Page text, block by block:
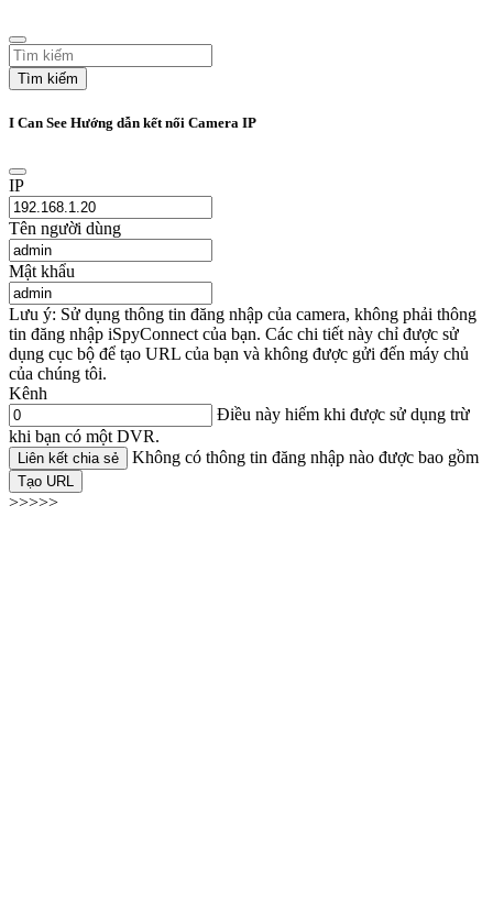
Tìm kiếm
I Can See Hướng dẫn kết nối Camera IP
IP
Tên người dùng
Mật khẩu
Lưu ý: Sử dụng thông tin đăng nhập của camera, không phải thông
tin đăng nhập iSpyConnect của bạn. Các chi tiết này chỉ được sử
dụng cục bộ để tạo URL của bạn và không được gửi đến máy chủ
của chúng tôi.
Kênh
Điều này hiếm khi được sử dụng trừ
khi bạn có một DVR.
Liên kết chia sẻ Không có thông tin đăng nhập nào được bao gồm
Tạo URL
>>>>>